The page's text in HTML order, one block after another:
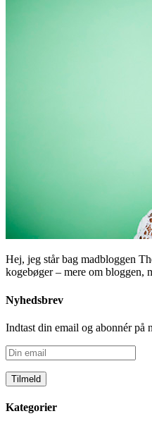
Hej, jeg står bag madbloggen
kogebøger – mere om bloggen,
Nyhedsbrev
Indtast din email og abonnér på
Din
email
Kategorier